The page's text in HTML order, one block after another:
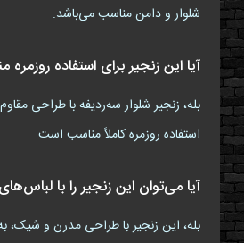
شلوار و دامن مناسب می‌باشد.
آیا این زنجیر برای استفاده
بله، زنجیر شلوار سه‌ردیفه با طراحی
استفاده روزمره کاملاً مناسب است.
آیا می‌توان این زنجیر را با
بله، این زنجیر با طراحی مدرن و شیک،